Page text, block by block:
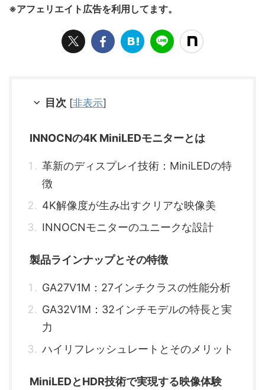
※アフェリエイト広告を利用してます。
目次 [非表示]
INNOCNの4K MiniLEDモニターとは
革新のディスプレイ技術：MiniLEDの特
徴
4K解像度が生み出すクリアな映像美
INNOCNモニターのユニークな設計
製品ラインナップとその特徴
GA27V1M：27インチクラスの性能分析
GA32V1M：32インチモデルの特長と実
力
ハイリフレッシュレートとそのメリット
MiniLEDとHDR技術で実現する映像体験